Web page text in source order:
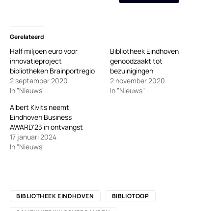
Gerelateerd
Half miljoen euro voor
innovatieproject
bibliotheken Brainportregio
2 september 2020
In "Nieuws"
Bibliotheek Eindhoven
genoodzaakt tot
bezuinigingen
2 november 2020
In "Nieuws"
Albert Kivits neemt
Eindhoven Business
AWARD‘23 in ontvangst
17 januari 2024
In "Nieuws"
BIBLIOTHEEK EINDHOVEN
BIBLIOTOOP